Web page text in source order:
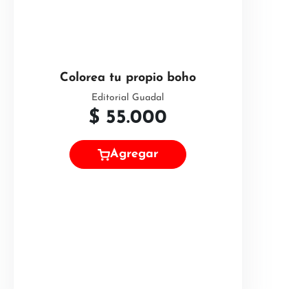
Colorea tu propio boho
Editorial Guadal
$ 55.000
Agregar